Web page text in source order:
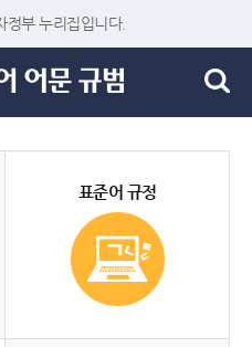
정부 누리집입니다.
표준어 규정